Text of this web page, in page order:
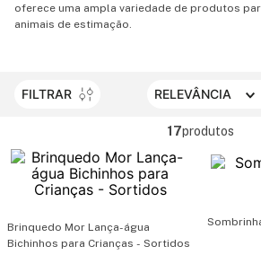
oferece uma ampla variedade de produtos
animais de estimação.
FILTRAR RELEVÂNCIA
17produtos
Brinquedo Mor Lança-água
Bichinhos para Crianças - Sortidos